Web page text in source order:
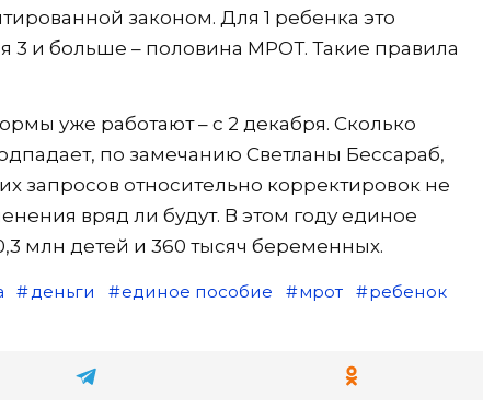
законом. Для 1 ребенка это
3 и больше – половина МРОТ. Такие правила
уже работают – с 2 декабря. Сколько
по замечанию Светланы Бессараб,
запросов относительно корректировок не
вряд ли будут. В этом году единое
млн детей и 360 тысяч беременных.
деньги единое пособие мрот
ребенок